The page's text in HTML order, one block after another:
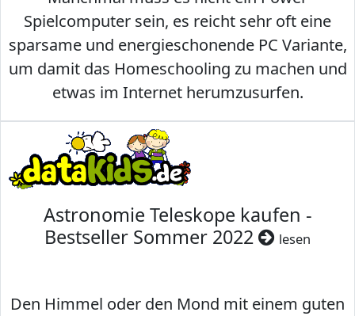
Spielcomputer sein, es reicht sehr oft eine
sparsame und energieschonende PC Variante,
um damit das Homeschooling zu machen und
etwas im Internet herumzusurfen.
Astronomie Teleskope kaufen -
Bestseller Sommer 2022
lesen
Den Himmel oder den Mond mit einem guten